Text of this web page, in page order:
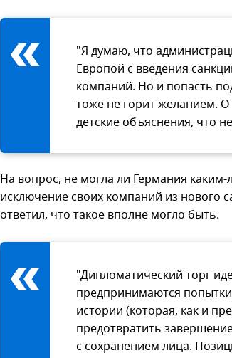
"Я думаю, что
Европой с введения
компаний. Но и попасть
тоже не горит желанием.
детские объяснения, что
На вопрос, не могла ли Германия
исключение своих компаний из нового
ответил, что такое вполне могло быть.
"Дипломатический торг
предпринимаются
истории (которая, как и
предотвратить
с сохранением лица.